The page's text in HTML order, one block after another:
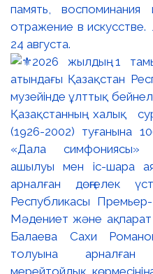
память,
отражение в
24 августа.